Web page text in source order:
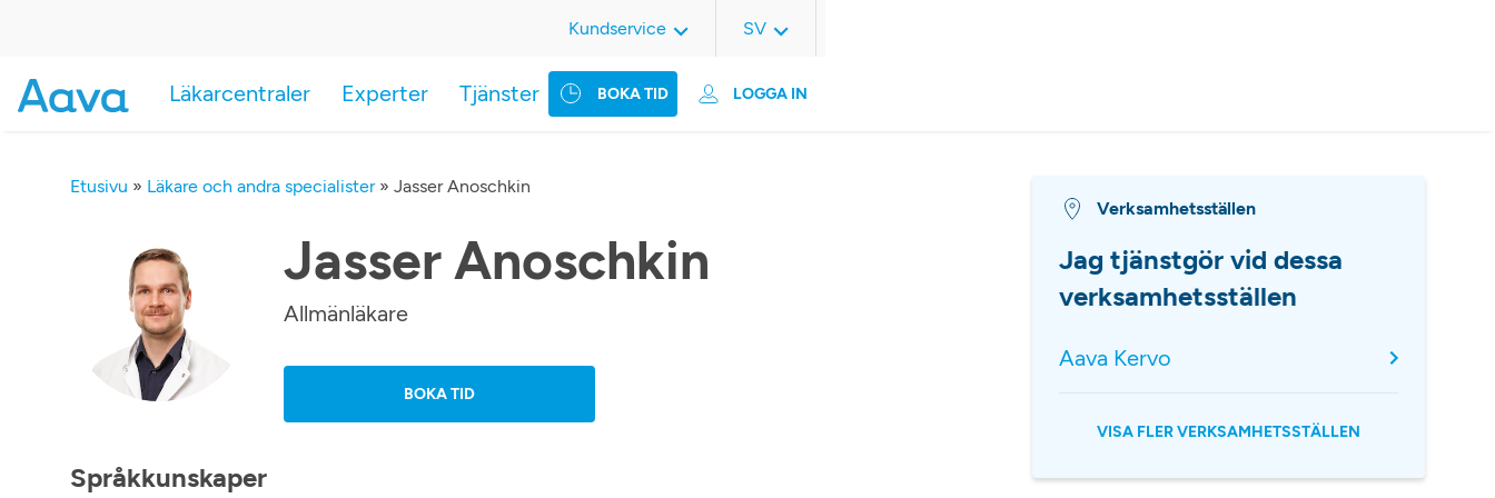
BOKA TID LOGGA IN
Läkarcentraler Experter Tjänster
Kundservice SV
Etusivu » Läkare och andra specialister» Jasser Anoschkin
Jasser Anoschkin
Allmänläkare
BOKA TID
Språkkunskaper
Verksamhetsställen
Jag tjänstgör vid dessa
verksamhetsställen
Aava Kervo
VISA FLER VERKSAMHETSSTÄLLEN